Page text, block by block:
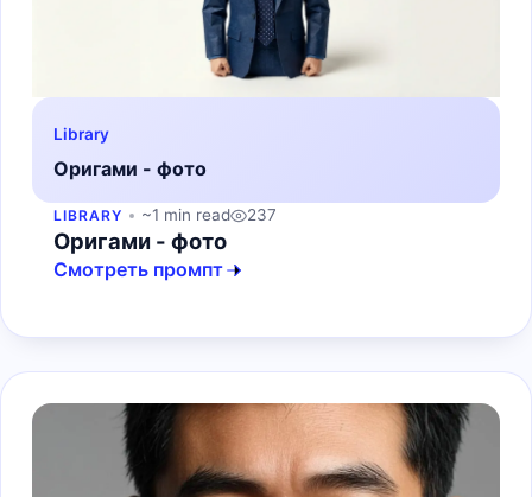
Library
Оригами - фото
LIBRARY ~1 min read 237
Оригами - фото
Смотреть промпт